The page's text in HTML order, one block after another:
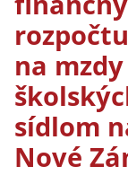
na
sídlom
Nové